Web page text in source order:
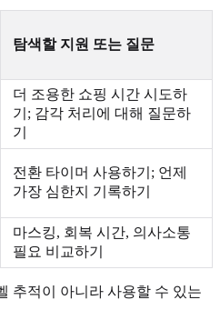
탐색할 지원 또는 질문
더 조용한 쇼핑 시간 시도하
기; 감각 처리에 대해 질문하
기
전환 타이머 사용하기; 언제
가장 심한지 기록하기
마스킹, 회복 시간, 의사소통
필요 비교하기
추적이 아니라 사용할 수 있는